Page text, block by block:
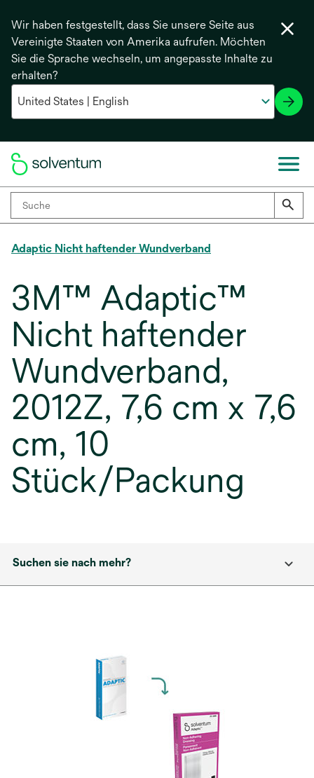
Wir haben festgestellt, dass Sie unsere Seite aus
Vereinigte Staaten von Amerika aufrufen. Möchten
Sie die Sprache wechseln, um angepasste Inhalte zu
erhalten?
Adaptic Nicht haftender Wundverband
3M™ Adaptic™
Nicht haftender
Wundverband,
2012Z, 7,6 cm x 7,6
cm, 10
Stück/Packung
Suchen sie nach mehr?